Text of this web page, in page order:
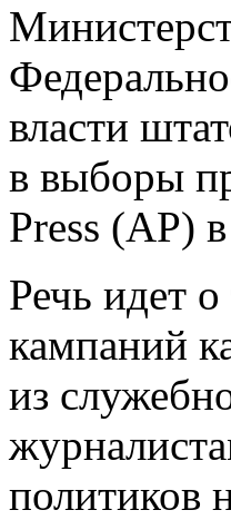
власти
в выборы
Press (AP)
Речь идет
кампаний
из
политиков